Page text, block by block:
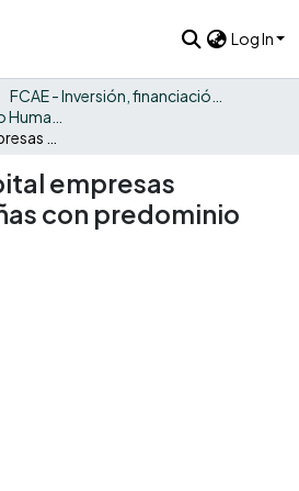
Log In
empresas
con predominio